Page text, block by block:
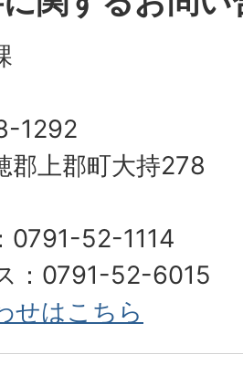
1292
郡上郡町大持278
0791-52-1114
：0791-52-6015
せはこちら